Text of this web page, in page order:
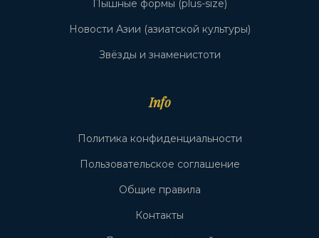
Пышные формы (plus-size)
Новости Азии (азиатской культуры)
Звёзды и знаменистоти
Info
Политика конфиденциальности
Пользовательское соглашение
Общие правила
Контакты